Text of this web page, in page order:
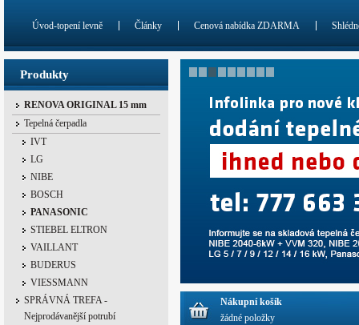
Produkty
RENOVA ORIGINAL 15 mm
Tepelná čerpadla
IVT
LG
NIBE
BOSCH
PANASONIC
STIEBEL ELTRON
VAILLANT
BUDERUS
VIESSMANN
SPRÁVNÁ TREFA -
Nejprodávanější potrubí
Úvod-topení levně Články Cenová nabídka ZDARMA
Nákupní košík
žádné položky